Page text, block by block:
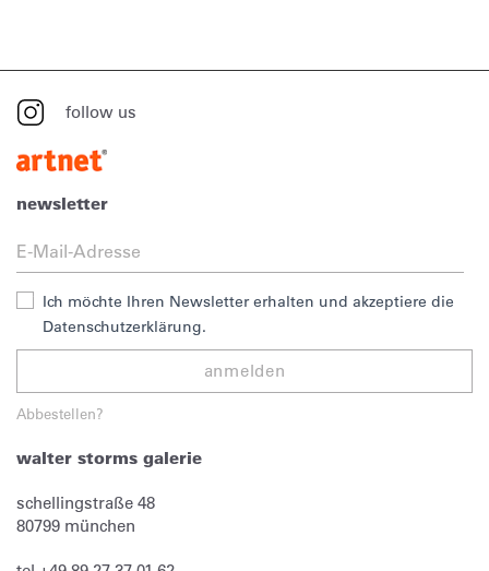
follow us
newsletter
Ich möchte Ihren Newsletter erhalten und akzeptiere die
Datenschutzerklärung.
anmelden
Abbestellen?
walter storms galerie
schellingstraße 48
80799 münchen